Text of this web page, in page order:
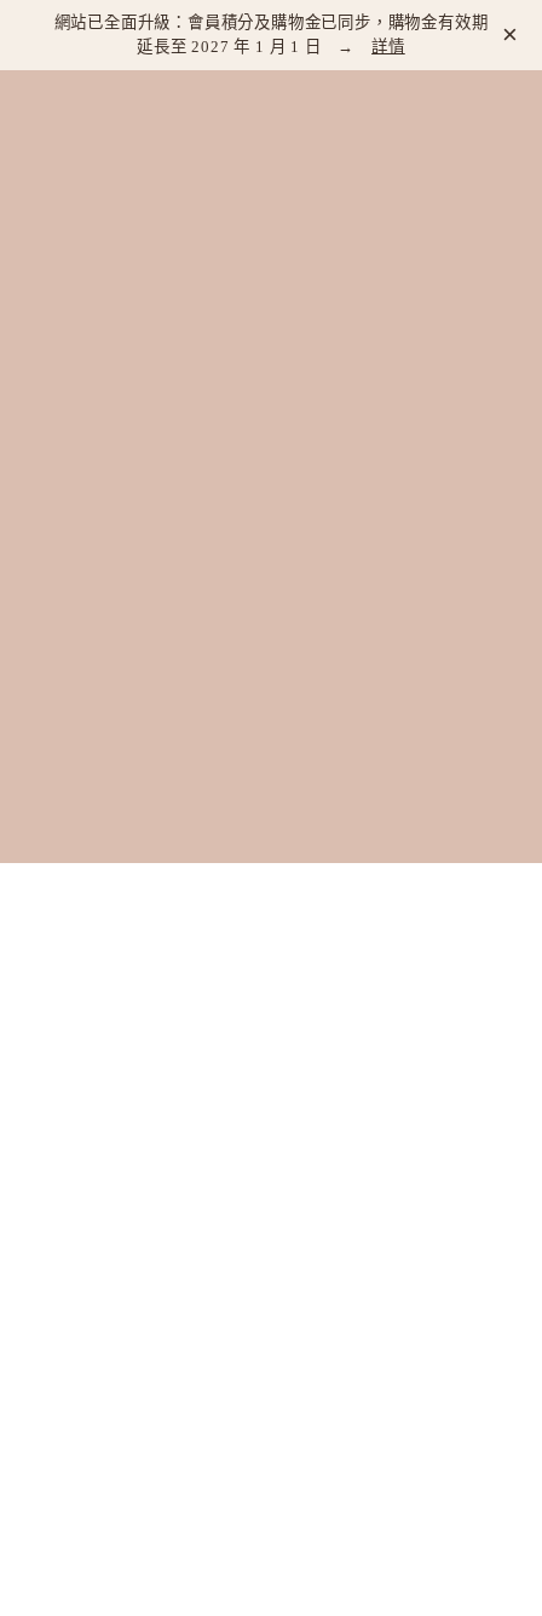
網站已全面升級：會員積分及購物金已同步，購物金有效期
延長至 2027 年 1 月 1 日 →詳情 ×